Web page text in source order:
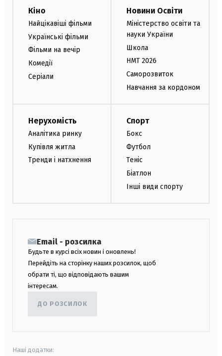
Кіно
Найцікавіші фільми
Українські фільми
Фільми на вечір
Комедії
Серіали
Новини Освіти
Міністерство освіти та
науки України
Школа
НМТ 2026
Саморозвиток
Навчання за кордоном
Нерухомість
Аналітика ринку
Купівля житла
Тренди і натхнення
Спорт
Бокс
Футбол
Теніс
Біатлон
Інші види спорту
Email - розсилка
Будьте в курсі всіх новин і оновлень!
Перейдіть на сторінку наших розсилок, щоб
обрати ті, що відповідають вашим
інтересам.
ДО РОЗСИЛОК
Наші додатки: